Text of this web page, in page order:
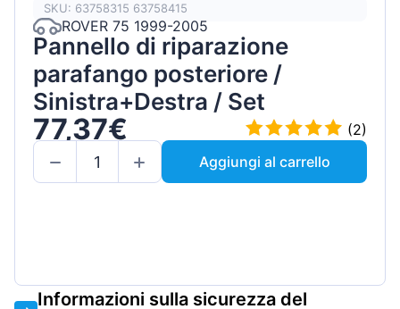
SKU: 63758315 63758415
ROVER 75 1999-2005
Pannello di riparazione
parafango posteriore /
Sinistra+Destra / Set
77,37€
(2)
Aggiungi al carrello
Informazioni sulla sicurezza del